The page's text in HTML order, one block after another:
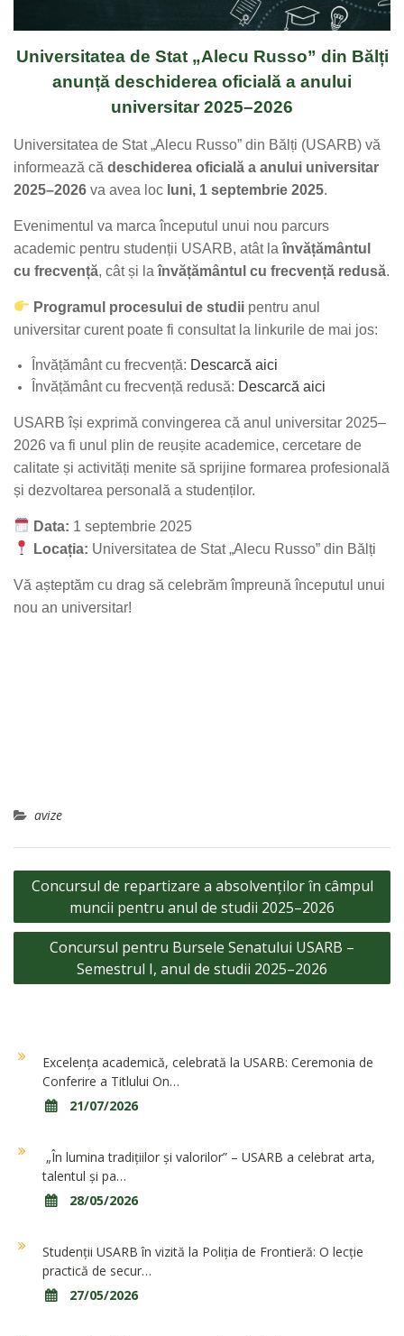
Universitatea de Stat „Alecu Russo” din Bălți
anunță deschiderea oficială a anului
universitar 2025–2026
Universitatea de Stat „Alecu Russo” din Bălți (USARB) vă
informează că deschiderea oficială a anului universitar
2025–2026 va avea loc luni, 1 septembrie 2025.
Evenimentul va marca începutul unui nou parcurs
academic pentru studenții USARB, atât laînvățământul
cu frecvență, cât și laînvățământul cu frecvență redusă.
Programul procesului de studii pentru anul
universitar curent poate fi consultat la linkurile de mai jos:
Învățământ cu frecvență: Descarcă aici
Învățământ cu frecvență redusă: Descarcă aici
USARB își exprimă convingerea că anul universitar 2025–
2026 va fi unul plin de reușite academice, cercetare de
calitate și activități menite să sprijine formarea profesională
și dezvoltarea personală a studenților.
Data: 1 septembrie 2025
Locația: Universitatea de Stat „Alecu Russo” din Bălți
Vă așteptăm cu drag să celebrăm împreună începutul unui
nou an universitar!
avize
Navigare
articole
Concursul de repartizare a absolvenților în câmpul
muncii pentru anul de studii 2025–2026
Concursul pentru Bursele Senatului USARB –
Semestrul I, anul de studii 2025–2026
Excelența academică, celebrată la USARB: Ceremonia de
Conferire a Titlului On…
21/07/2026
„În lumina tradițiilor și valorilor” – USARB a celebrat arta,
talentul și pa…
28/05/2026
Studenții USARB în vizită la Poliția de Frontieră: O lecție
practică de secur…
27/05/2026